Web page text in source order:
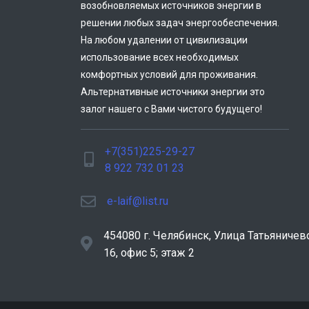
возобновляемых источников энергии в
решении любых задач энергообеспечения.
На любом удалении от цивилизации
использование всех необходимых
комфортных условий для проживания.
Альтернативные источники энергии это
залог нашего с Вами чистого будущего!
+7(351)225-29-27
8 922 732 01 23
e-laif@list.ru
454080 г. Челябинск, ​Улица
16, офис 5; этаж 2